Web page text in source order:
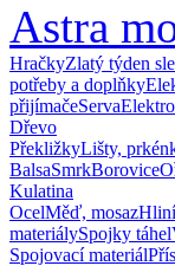
Astra
HračkyZlatý týden
potřeby a doplňky
přijímačeServa
Dřevo
PřekližkyLišty,
BalsaSmrkBorovice
Kulatina
OcelMěď, mosaz
materiálySpojky táhel
Spojovací materiál